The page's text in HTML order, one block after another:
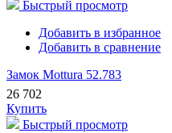
Быстрый просмотр
Добавить в избранное
Добавить в сравнение
Замок Mottura 52.783
26 702
Купить
Быстрый просмотр